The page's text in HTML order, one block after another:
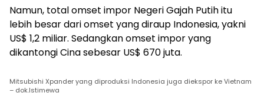
Namun, total omset impor Negeri Gajah Putih itu
lebih besar dari omset yang diraup Indonesia, yakni
US$ 1,2 miliar. Sedangkan omset impor yang
dikantongi Cina sebesar US$ 670 juta.
Mitsubishi Xpander yang diproduksi Indonesia juga diekspor ke Vietnam
– dok.Istimewa